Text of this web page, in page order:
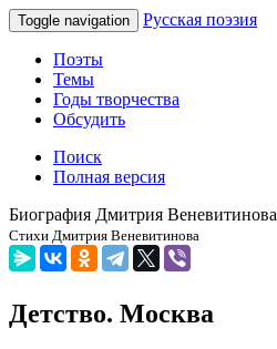
Toggle navigation Русская поэзия
Поэты
Темы
Годы творчества
Обсудить
Поиск
Полная версия
Биография Дмитрия Веневитинова
Стихи Дмитрия Веневитинова
Детство. Москва